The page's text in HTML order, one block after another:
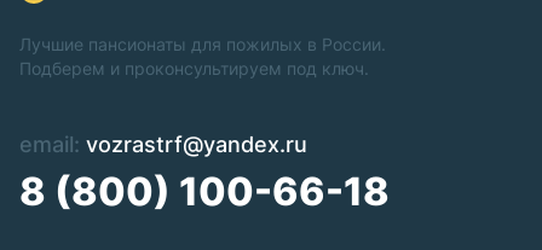
Лучшие пансионаты для пожилых в России.
Подберем и проконсультируем под ключ.
email: vozrastrf@yandex.ru
8 (800) 100-66-18